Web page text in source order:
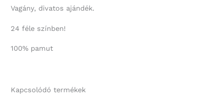
Vagány, divatos ajándék.
24 féle színben!
100% pamut
Kapcsolódó termékek